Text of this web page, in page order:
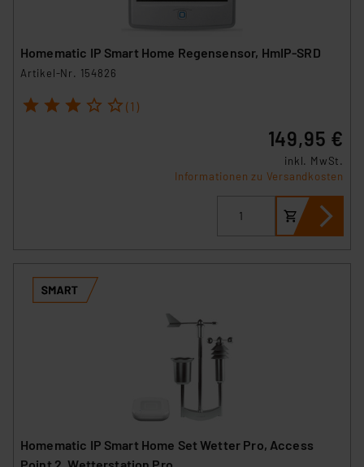
Homematic IP Smart Home Regensensor, HmIP-SRD
Artikel-Nr. 154826
1 2 3 4 5 (1)
149,95 €
inkl. MwSt.
Informationen zu Versandkosten
Homematic IP Smart Home Set Wetter Pro, Access